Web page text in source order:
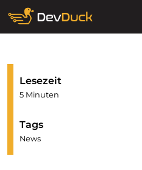
Lesezeit
5 Minuten
Tags
News